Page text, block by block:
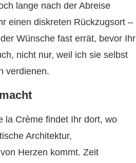
lange nach der Abreise
einen diskreten Rückzugsort –
Wünsche fast errät, bevor Ihr
nicht nur, weil ich sie selbst
verdienen.
la Crème findet Ihr dort, wo
Architektur,
Herzen kommt. Zeit